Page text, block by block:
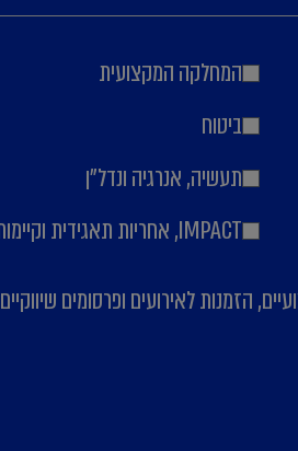
המחלקה המקצועית
ביטוח
תעשיה, אנרגיה ונדל"ן
IMPACT, אחריות תאגידית וקיימות